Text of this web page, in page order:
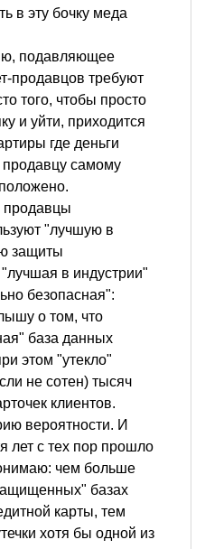
в эту бочку меда
подавляющее
продавцов требуют
того, чтобы просто
и уйти, приходится
где деньги
самому
продавцы
"лучшую в
защиты
в индустрии"
безопасная":
о том, что
база данных
этом "утекло"
не сотен) тысяч
клиентов.
вероятности. И
лет с тех пор прошло
чем больше
базах
карты, тем
хотя бы одной из